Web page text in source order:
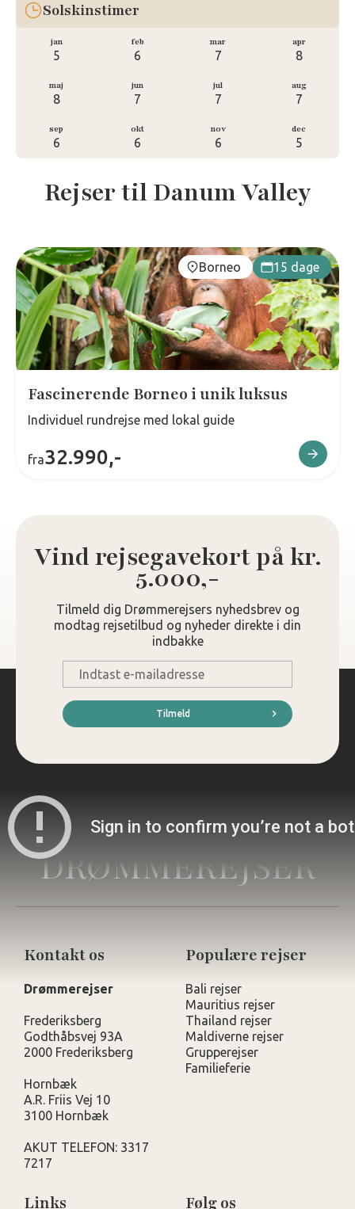
Solskinstimer
jan
5
feb
6
mar
7
apr
8
maj
8
jun
7
jul
7
aug
7
sep
6
okt
6
nov
6
dec
5
Rejser til Danum Valley
Borneo 15 dage
Fascinerende Borneo i unik luksus
Individuel rundrejse med lokal guide
fra32.990,-
Vind rejsegavekort på kr.
5.000,-
Tilmeld dig Drømmerejsers nyhedsbrev og
modtag rejsetilbud og nyheder direkte i din
indbakke
mail
*
Tilmeld
DRØMMEREJSER
Kontakt os
Drømmerejser
Frederiksberg
Godthåbsvej 93A
2000 Frederiksberg
Hornbæk
A.R. Friis Vej 10
3100 Hornbæk
AKUT TELEFON: 3317
7217
Populære rejser
Bali rejser
Mauritius rejser
Thailand rejser
Maldiverne rejser
Grupperejser
Familieferie
Links Følg os